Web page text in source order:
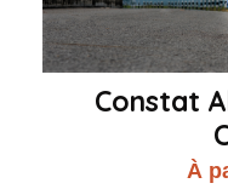
Constat
À